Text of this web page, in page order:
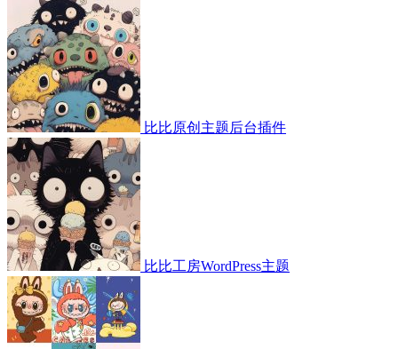
比比原创主题后台插件
比比工房WordPress主题